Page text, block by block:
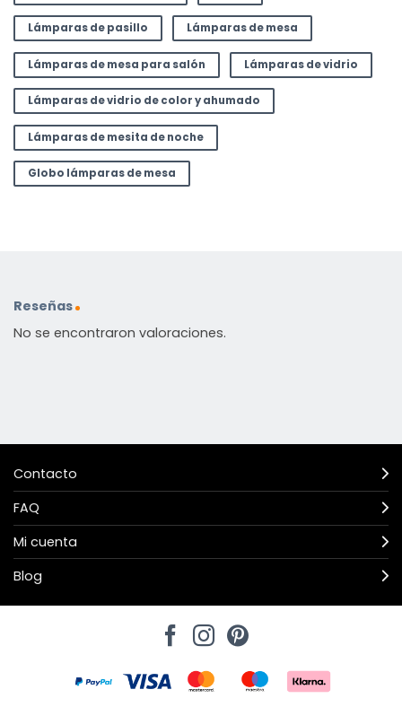
Lámparas de pasillo Lámparas de mesa
Lámparas de mesa para salón Lámparas de vidrio
Lámparas de vidrio de color y ahumado
Lámparas de mesita de noche
Globo lámparas de mesa
Reseñas
No se encontraron valoraciones.
Contacto
FAQ
Mi cuenta
Blog